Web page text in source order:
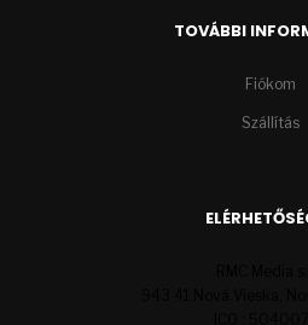
TOVÁBBI
Fiókom
Szállítás